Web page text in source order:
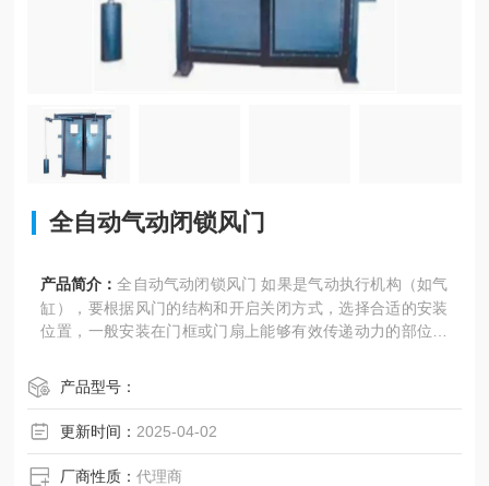
全自动气动闭锁风门
产品简介：全自动气动闭锁风门 如果是气动执行机构（如气
缸），要根据风门的结构和开启关闭方式，选择合适的安装
位置，一般安装在门框或门扇上能够有效传递动力的部位，
且要保证有足够的安装空间
产品型号：
更新时间： 2025-04-02
厂商性质：代理商